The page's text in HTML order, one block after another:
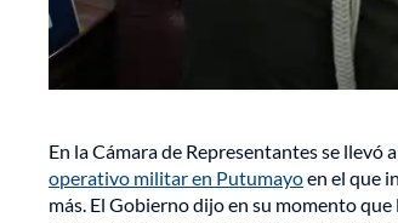
En la Cámara de Representantes se
operativo militar en Putumayoen el que
más. El Gobierno dijo en su momento